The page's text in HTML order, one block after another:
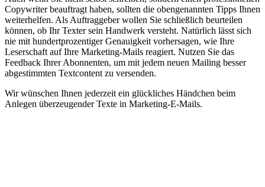
Copywriter beauftragt haben, sollten die obengenannten Tipps Ihnen
weiterhelfen. Als Auftraggeber wollen Sie schließlich beurteilen
können, ob Ihr Texter sein Handwerk versteht. Natürlich lässt sich
nie mit hundertprozentiger Genauigkeit vorhersagen, wie Ihre
Leserschaft auf Ihre Marketing-Mails reagiert. Nutzen Sie das
Feedback Ihrer Abonnenten, um mit jedem neuen Mailing besser
abgestimmten Textcontent zu versenden.
Wir wünschen Ihnen jederzeit ein glückliches Händchen beim
Anlegen überzeugender Texte in Marketing-E-Mails.